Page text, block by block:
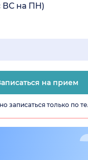
ВС на ПН)
на прием
записаться только по